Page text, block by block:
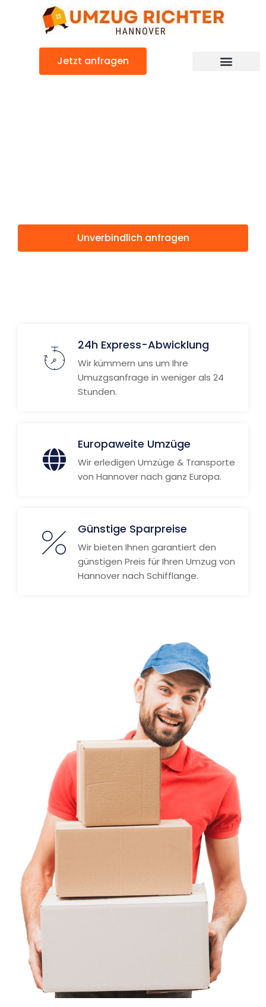
Jetzt anfragen
Unverbindlich anfragen
24h Express-Abwicklung
Wir kümmern uns um Ihre
Umuzgsanfrage in weniger als 24
Stunden.
Europaweite Umzüge
Wir erledigen Umzüge & Transporte
von Hannover nach ganz Europa.
Günstige Sparpreise
Wir bieten Ihnen garantiert den
günstigen Preis für Ihren Umzug von
Hannover nach Schifflange.